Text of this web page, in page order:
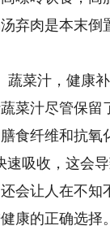
弃肉是本末
菜汁，健康
汁尽管保留
食纤维和抗
速吸收，这会
会让人在不
康的正确选择。